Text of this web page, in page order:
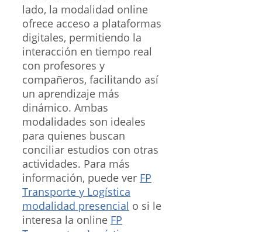
lado, la modalidad online
ofrece acceso a plataformas
digitales, permitiendo la
interacción en tiempo real
con profesores y
compañeros, facilitando así
un aprendizaje más
dinámico. Ambas
modalidades son ideales
para quienes buscan
conciliar estudios con otras
actividades. Para más
información, puede ver FP
Transporte y Logística
modalidad presencial o si le
interesa la online FP